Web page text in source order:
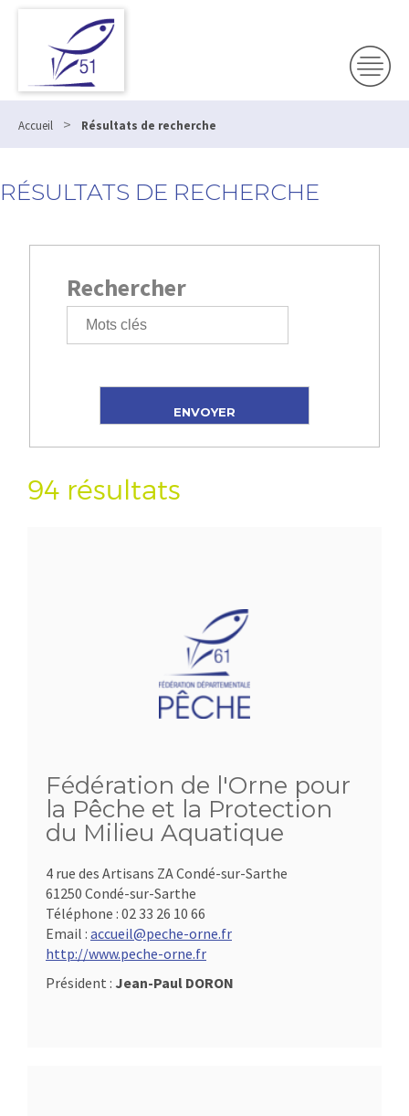
Accueil > Résultats de recherche
RÉSULTATS DE RECHERCHE
Rechercher
94 résultats
Fédération de l'Orne pour
la Pêche et la Protection
du Milieu Aquatique
4 rue des Artisans ZA Condé-sur-Sarthe
61250 Condé-sur-Sarthe
Téléphone : 02 33 26 10 66
Email : accueil@peche-orne.fr
http://www.peche-orne.fr
Président : Jean-Paul DORON